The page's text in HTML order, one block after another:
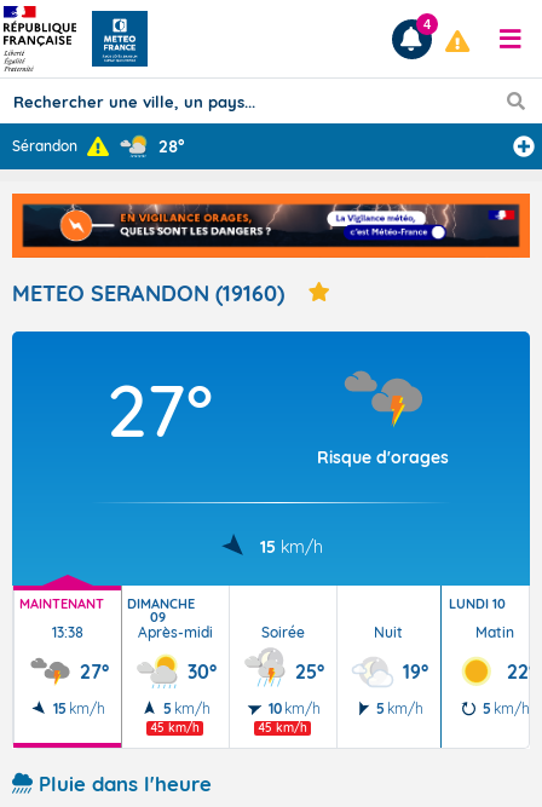
Prévisions
TOUS LES RÉSULTATS
Articles
4
Sérandon 28°
METEO SERANDON (19160)
27°
Risque d'orages
15 km/h
MAINTENANT
13:38
27°
15 km/h
DIMANCHE
09
Après-midi
30°
5 km/h
45 km/h
Soirée
25°
10 km/h
45 km/h
Nuit
19°
5 km/h
LUNDI 10
Matin
22°
5 km/h
Pluie dans l'heure